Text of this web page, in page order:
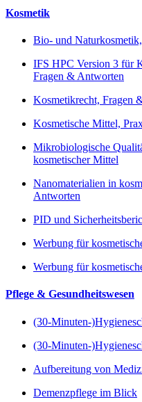
Kosmetik
Bio- und
IFS HPC Version 3 für
Fragen & Antworten
Kosmetikrecht, Fragen
Kosmetische Mittel,
Mikrobiologische
kosmetischer Mittel
Nanomaterialien in
Antworten
PID und
Werbung für
Werbung für
Pflege & Gesundheitswesen
(30-Minuten-
(30-Minuten-
Aufbereitung von
Demenzpflege im Blick